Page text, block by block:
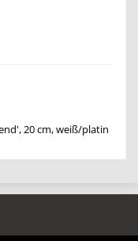
20 cm, weiß/platin